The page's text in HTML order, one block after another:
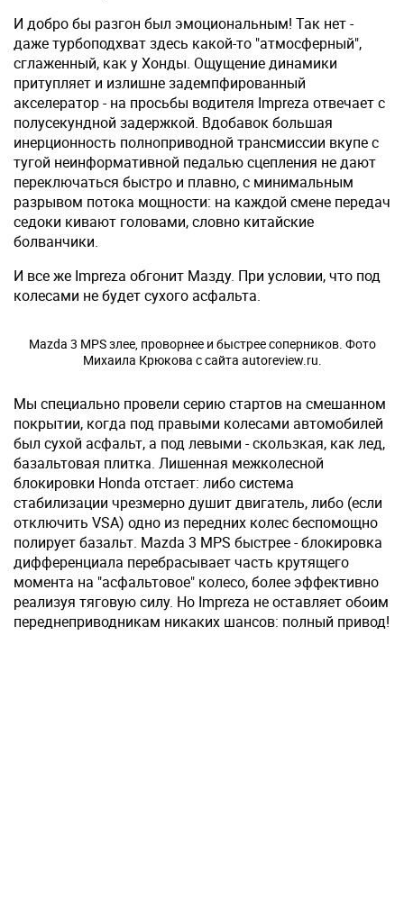
И добро бы разгон был эмоциональным! Так нет -
даже турбоподхват здесь какой-то "атмосферный",
сглаженный, как у Хонды. Ощущение динамики
притупляет и излишне задемпфированный
акселератор - на просьбы водителя Impreza отвечает с
полусекундной задержкой. Вдобавок большая
инерционность полноприводной трансмиссии вкупе с
тугой неинформативной педалью сцепления не дают
переключаться быстро и плавно, с минимальным
разрывом потока мощности: на каждой смене передач
седоки кивают головами, словно китайские
болванчики.
И все же Impreza обгонит Мазду. При условии, что под
колесами не будет сухого асфальта.
Mazda 3 MPS злее, проворнее и быстрее соперников. Фото
Михаила Крюкова с сайта autoreview.ru.
Мы специально провели серию стартов на смешанном
покрытии, когда под правыми колесами автомобилей
был сухой асфальт, а под левыми - скользкая, как лед,
базальтовая плитка. Лишенная межколесной
блокировки Honda отстает: либо система
стабилизации чрезмерно душит двигатель, либо (если
отключить VSA) одно из передних колес беспомощно
полирует базальт. Mazda 3 MPS быстрее - блокировка
дифференциала перебрасывает часть крутящего
момента на "асфальтовое" колесо, более эффективно
реализуя тяговую силу. Но Impreza не оставляет обоим
переднеприводникам никаких шансов: полный привод!